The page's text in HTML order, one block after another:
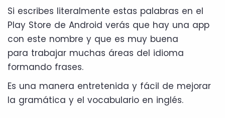
Si escribes literalmente estas palabras en el
Play Store de Android verás que hay una app
con este nombre y que es muy buena
para trabajar muchas áreas del idioma
formando frases.
Es una manera entretenida y fácil de mejorar
la gramática y el vocabulario en inglés.